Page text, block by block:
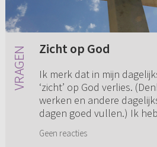
Zicht op God
Ik merk dat in mijn
‘zicht’ op God verlies.
werken en andere
dagen goed vullen.) Ik
Geen reacties